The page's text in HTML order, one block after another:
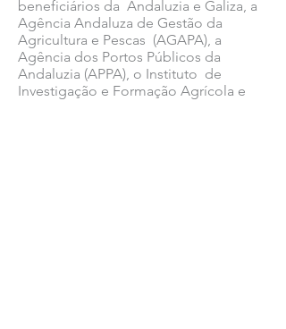
beneficiários da Andaluzia e Galiza, a
Agência Andaluza de Gestão da
Agricultura e Pescas (AGAPA), a
Agência dos Portos Públicos da
Andaluzia (APPA), o Instituto de
Investigação e Formação Agrícola e